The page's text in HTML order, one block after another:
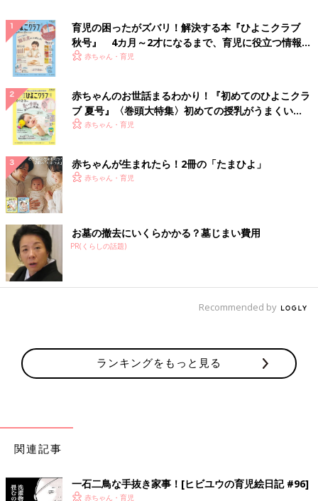
育児の困ったがズバリ！解決する本『ひよこクラブ
秋号』 4カ月～2才になるまで、育児に役立つ情報が
いっぱい！
赤ちゃん・育児
赤ちゃんのお世話まるわかり！『初めてのひよこクラ
ブ 夏号』〈巻頭大特集〉初めての授乳がうまくい
く！ おっぱい・ミルクの基本と夏のトラブル 解決テ
赤ちゃん・育児
赤ちゃんが生まれたら！2冊の「たまひよ」
赤ちゃん・育児
お墓の撤去にいくらかかる？墓じまい費用
PR(くらしの話題)
Recommended by
ランキングをもっと見る
関連記事
一石二鳥な手抜き家事！[ヒビユウの育児絵日記 #96]
赤ちゃん・育児